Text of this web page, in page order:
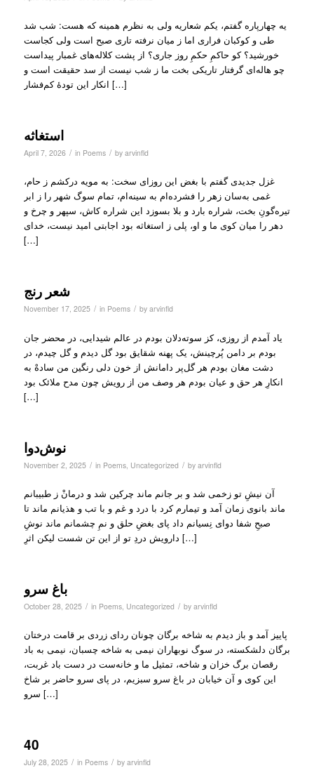
‏یه چهارپاره گفتم، یکم شعاریه ولی به نظرم همینه که هست: ‏شب شد
طی و کوکبان فراری ‏اما ز میان نرفته تاری ‏صبح است ولی کجاست
خورشید؟ ‏کو حاکمِ حکمِ روز جاری؟ ‏از پشت کلاله‌های غمبار ‏پیداست
چو هاله‌ای گرفتار ‏تاریکی بخت ما ز شب نیست ‏از سد حقیقت است و
انکار ‏این تودهٔ کم‌فشار […]
استغاثه
April 7, 2026 / in Poems / by arvinfld
‏غزل‌ جدیدی گفتم ‌با بغض این روزای سخت: ‏به مویه درکشم ز حام،
غمی به‌سان زهر را ‏فشرده‌ام به سینه‌ام، تمام سوگ شهر را ‏ز ابر
تیره‌گونِ بخت، شراره بارد و بلا ‏بسوزد این شراره کاش، سپهر‌ و چرخ‌ و
دهر را ‏میان کوی ما و او، پلی ز‌ استغاثه بود ‏اجابتی امید نیست، خدای
[…]
شعر رنج
November 17, 2025 / in Poems / by arvinfld
یاد آمدم از روزی، کز سوته‌دلان بودم ‏در عالم شیدایی، در محضر جان
بودم ‏بر دامن پُرچینش، یک پهنه شقایق بود ‏گل دیدم و گل چیدم، در
دشت مغان بودم ‏هر گل‌پر دامانش از خون دلی رنگین ‏من سادهْ به
انکارِ هر حق و عیان بودم ‏هر وصف من از‌ رویش چون مدح ملائک بود
[…]
نوش‌دوا
November 2, 2025 / in Poems, Uncategorized / by arvinfld
آن نیشِ تو زخمی شد و بر جانم ماند ‏چرکین شد و درمانْ ز طبیبانم
ماند ‏بانوی زمان آمد و تیمارم کرد ‏با درد و غم و با تب و هذیانم ماند ‏تا
صبحِ شفا دوای نِسیانم داد ‏پای بغضِ حلق و نمِ چشمانم ماند ‏نوشِ
دارویش دردِ تو از این تن شست ‏لیکن اثرِ […]
باغ سرو
October 28, 2025 / in Poems, Uncategorized / by arvinfld
پاییز آمد و باز دیدم به شاخه برگان ‏چونان ردای زردی بر قامت درختان
‏برگان دلشکسته، در سوگ نوبهاران‌ ‏نیمی به شاخه چسبان، نیمی به باد
رقصان ‏برگ خزان و شاخه، تمثیل ما و خانه‌ست ‏در دست باد غربت،
این کوی و آن خیابان ‏در باغ سرو سبزیم، در پای سرو حاضر ‏بر شاخ
سرو […]
40
July 28, 2025 / in Poems / by arvinfld